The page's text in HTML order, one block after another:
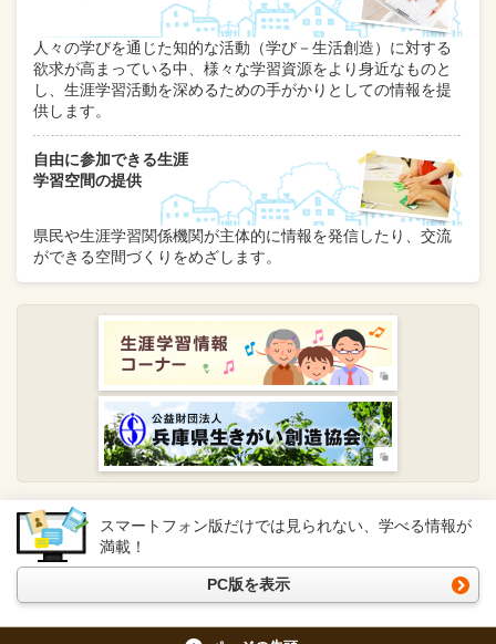
人々の学びを通じた知的な活動（学び－生活創造）に対する
欲求が高まっている中、様々な学習資源をより身近なものと
し、生涯学習活動を深めるための手がかりとしての情報を提
供します。
自由に参加できる生涯
学習空間の提供
県民や生涯学習関係機関が主体的に情報を発信したり、交流
ができる空間づくりをめざします。
スマートフォン版だけでは見られない、学べる情報が
満載！
PC版を表示